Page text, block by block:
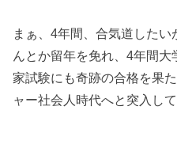
まぁ、4年間、合気道した
んとか留年を免れ、4年間
家試験にも奇跡の合格を果
ャー社会人時代へと突入し